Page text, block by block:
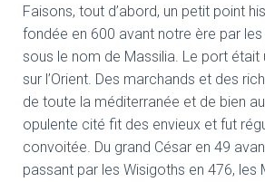
Faisons, tout d’abord, un petit point
fondée en 600 avant notre ère par
sous le nom de Massilia. Le port était
sur l’Orient. Des marchands et des
de toute la méditerranée et de bien
opulente cité fit des envieux et fut
convoitée. Du grand César en 49
passant par les Wisigoths en 476, les